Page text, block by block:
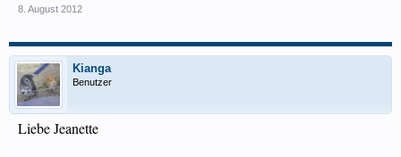
8. August 2012
Kianga
Benutzer
Liebe Jeanette